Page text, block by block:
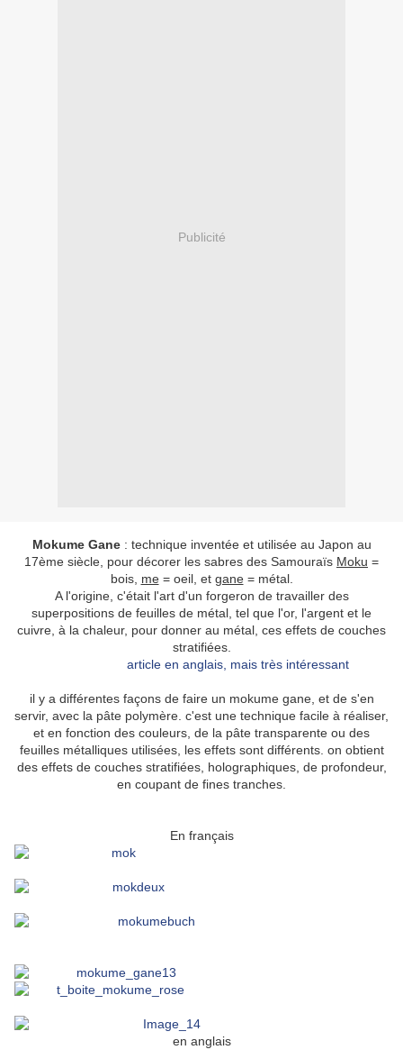
Publicité
Mokume Gane: technique inventée et utilisée au Japon au
17ème siècle, pour décorer les sabres des Samouraïs Moku =
bois, me= oeil, et gane= métal.
A l'origine, c'était l'art d'un forgeron de travailler des
superpositions de feuilles de métal, tel que l'or, l'argent et le
cuivre, à la chaleur, pour donner au métal, ces effets de couches
stratifiées.
article en anglais, mais très intéressant
il y a différentes façons de faire un mokume gane, et de s'en
servir, avec la pâte polymère. c'est une technique facile à réaliser,
et en fonction des couleurs, de la pâte transparente ou des
feuilles métalliques utilisées, les effets sont différents. on obtient
des effets de couches stratifiées, holographiques, de profondeur,
en coupant de fines tranches.
En français
en anglais